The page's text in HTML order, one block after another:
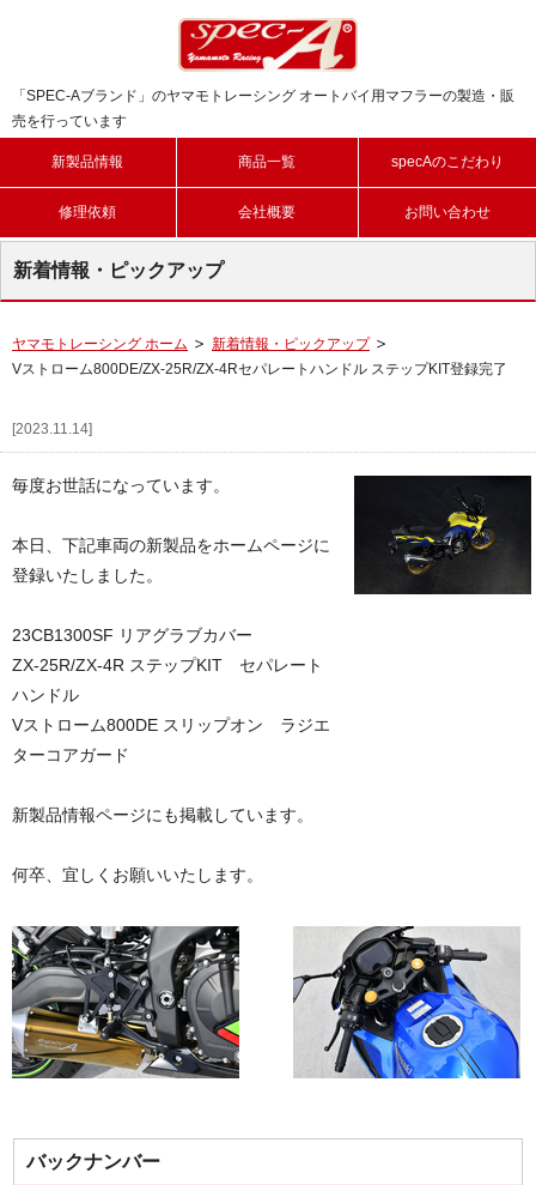
「SPEC-Aブランド」のヤマモトレーシング オートバイ用マフラーの製造・販
売を行っています
新製品情報 商品一覧 specAのこだわり
修理依頼 会社概要 お問い合わせ
新着情報・ピックアップ
ヤマモトレーシング ホーム
新着情報・ピックアップ
Vストローム800DE/ZX-25R/ZX-4Rセパレートハンドル ステップKIT登録完了
[2023.11.14]
毎度お世話になっています。
本日、下記車両の新製品をホームページに
登録いたしました。
23CB1300SF リアグラブカバー
ZX-25R/ZX-4R ステップKIT セパレート
ハンドル
Vストローム800DE スリップオン ラジエ
ターコアガード
新製品情報ページにも掲載しています。
何卒、宜しくお願いいたします。
バックナンバー